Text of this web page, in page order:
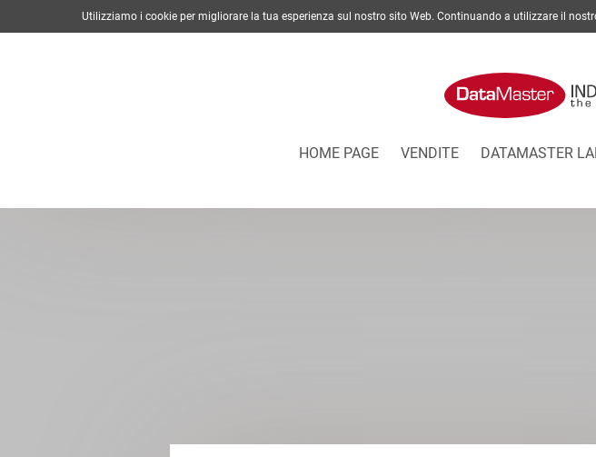
HOME PAGE VENDITE DATAMASTER
Utilizziamo i cookie per migliorare la tua esperienza sul nostro sito Web. Continuando a utilizzare